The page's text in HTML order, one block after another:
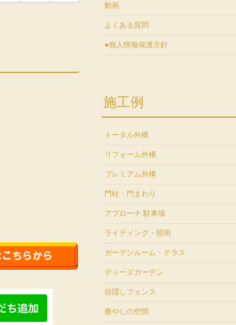
動画
よくある質問
●個人情報保護方針
施工例
トータル外構
リフォーム外構
プレミアム外構
門柱・門まわり
アプローチ 駐車場
ライティング・照明
ガーデンルーム・テラス
ディーズガーデン
目隠しフェンス
癒やしの空間